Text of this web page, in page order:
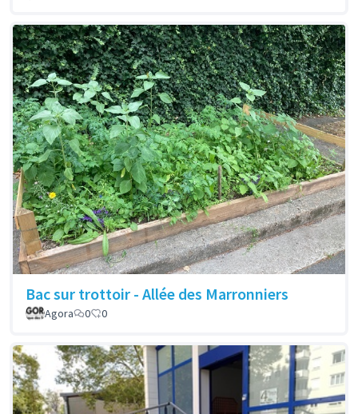
Bac sur trottoir - Allée des Marronniers
Agora 0 0